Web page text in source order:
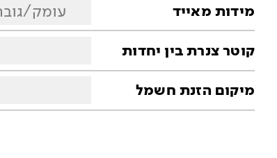
מידות מאייד עומק/
קוטר צנרת בין יחדות
מיקום הזנת חשמל